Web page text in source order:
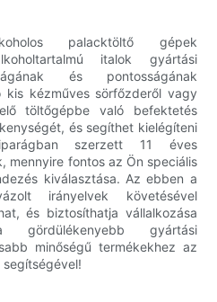
palacktöltő gépek
italok gyártási
és pontosságának
kis kézműves sörfőzderől vagy
töltőgépbe való befektetés
és segíthet kielégíteni
szerzett 11 éves
mennyire fontos az Ön speciális
kiválasztása. Az ebben a
irányelvek követésével
és biztosíthatja vállalkozása
gyártási
minőségű termékekhez az